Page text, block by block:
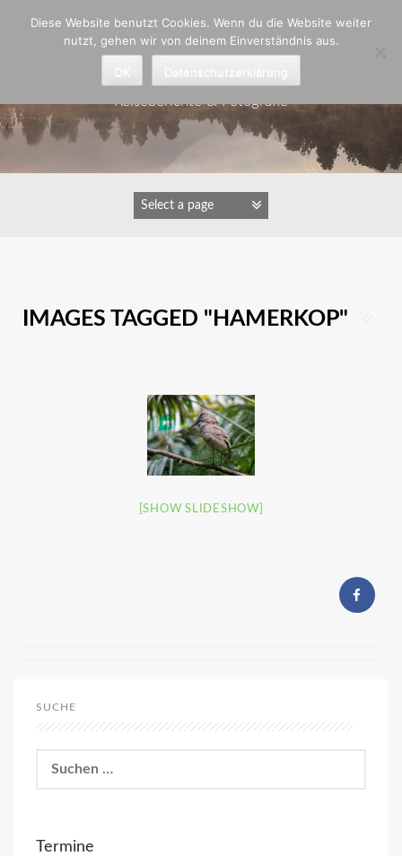
Astrid Padberg
Reiseberichte & Fotografie
IMAGES TAGGED "HAMERKOP"
[SHOW SLIDESHOW]
SUCHE
nach:
Termine
Diese Website benutzt Cookies. Wenn du die Website weiter
nutzt, gehen wir von deinem Einverständnis aus.